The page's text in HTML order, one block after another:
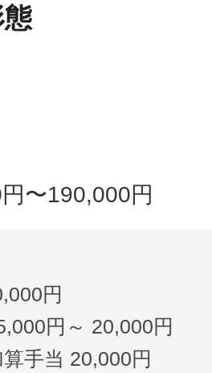
〜190,000円
円
円～ 20,000円
算手当 20,000円